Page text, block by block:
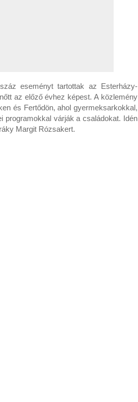
eseményt tartottak az Esterházy-
az előző évhez képest. A közlemény
és Fertődön, ahol gyermeksarkokkal,
programokkal várják a családokat. Idén
Margit Rózsakert.